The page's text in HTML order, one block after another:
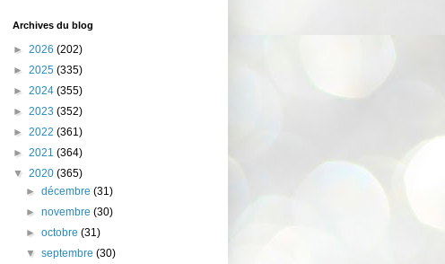
Archives du blog
► 2026 (202)
► 2025 (335)
► 2024 (355)
► 2023 (352)
► 2022 (361)
► 2021 (364)
▼ 2020 (365)
►décembre(31)
►novembre(30)
►octobre(31)
▼septembre(30)